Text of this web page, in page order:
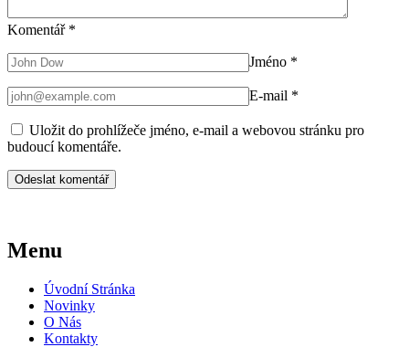
Komentář *
Jméno *
E-mail *
Uložit do prohlížeče jméno, e-mail a webovou stránku pro
budoucí komentáře.
Menu
Úvodní Stránka
Novinky
O Nás
Kontakty